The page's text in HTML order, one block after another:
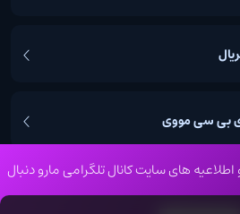
های سایت کانال تلگرامی مارو دنبال
بی سی مووی